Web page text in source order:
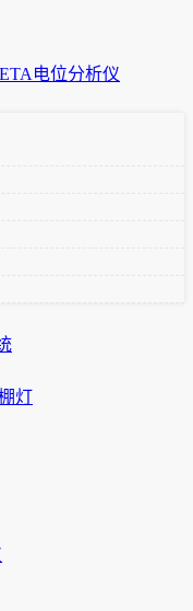
电位分析仪
灯